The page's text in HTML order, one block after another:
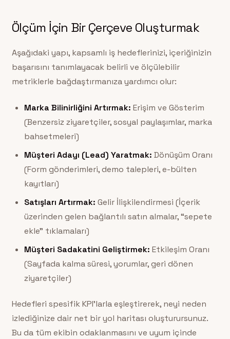
Ölçüm İçin Bir Çerçeve Oluşturmak
Aşağıdaki yapı, kapsamlı iş hedeflerinizi, içeriğinizin
başarısını tanımlayacak belirli ve ölçülebilir
metriklerle bağdaştırmanıza yardımcı olur:
Marka Bilinirliğini Artırmak: Erişim ve Gösterim
(Benzersiz ziyaretçiler, sosyal paylaşımlar, marka
bahsetmeleri)
Müşteri Adayı (Lead) Yaratmak: Dönüşüm Oranı
(Form gönderimleri, demo talepleri, e-bülten
kayıtları)
Satışları Artırmak: Gelir İlişkilendirmesi (İçerik
üzerinden gelen bağlantılı satın almalar, “sepete
ekle” tıklamaları)
Müşteri Sadakatini Geliştirmek: Etkileşim Oranı
(Sayfada kalma süresi, yorumlar, geri dönen
ziyaretçiler)
Hedefleri spesifik KPI’larla eşleştirerek, neyi neden
izlediğinize dair net bir yol haritası oluşturursunuz.
Bu da tüm ekibin odaklanmasını ve uyum içinde